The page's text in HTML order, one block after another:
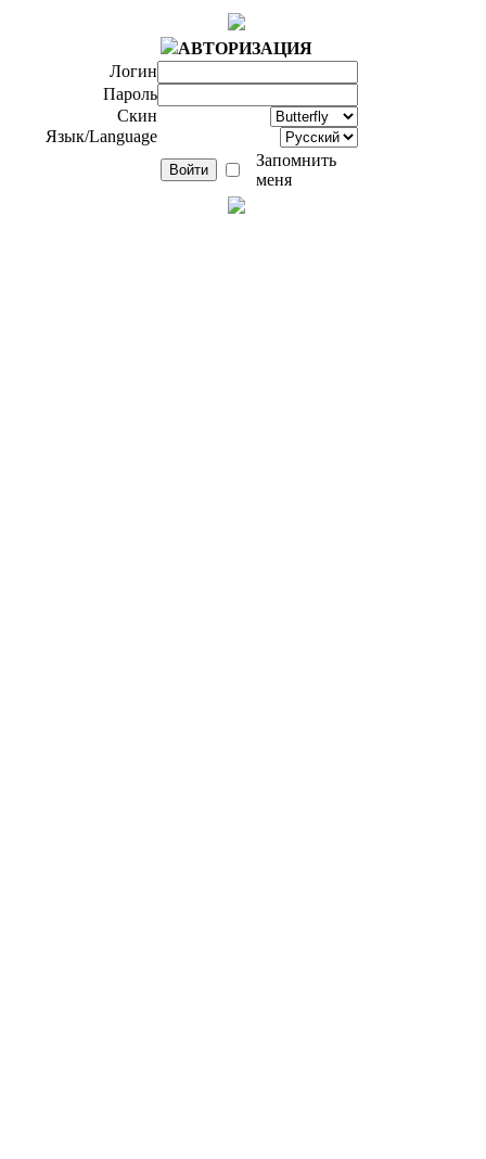
АВТОРИЗАЦИЯ
Логин
Пароль
Скин
Язык/Language
Запомнить
меня